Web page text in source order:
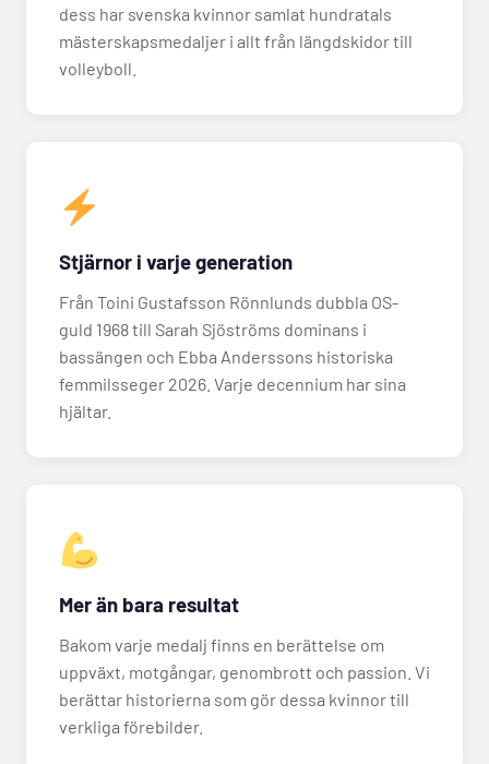
dess har svenska kvinnor samlat hundratals
mästerskapsmedaljer i allt från längdskidor till
volleyboll.
Stjärnor i varje generation
Från Toini Gustafsson Rönnlunds dubbla OS-
guld 1968 till Sarah Sjöströms dominans i
bassängen och Ebba Anderssons historiska
femmilsseger 2026. Varje decennium har sina
hjältar.
Mer än bara resultat
Bakom varje medalj finns en berättelse om
uppväxt, motgångar, genombrott och passion. Vi
berättar historierna som gör dessa kvinnor till
verkliga förebilder.